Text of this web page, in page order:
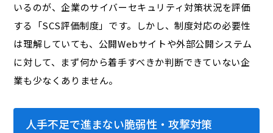
いるのが、企業のサイバーセキュリティ対策状況を評価
する「SCS評価制度」です。しかし、制度対応の必要性
は理解していても、公開Webサイトや外部公開システム
に対して、まず何から着手すべきか判断できていない企
業も少なくありません。
人手不足で進まない脆弱性・攻撃対策